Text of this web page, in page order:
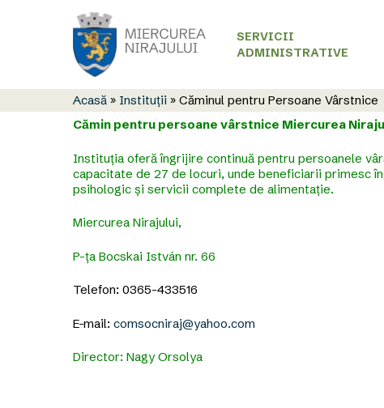
SERVICII
ADMINISTRATIVE
Acasă » Instituții » Căminul pentru Persoane Vârstnice
Cămin pentru persoane vârstnice Miercurea
Instituția oferă îngrijire continuă pentru persoanele
capacitate de 27 de locuri, unde beneficiarii primesc
psihologic și servicii complete de alimentație.
Miercurea Nirajului,
P-ța Bocskai István nr. 66
Telefon: 0365-433516
E-mail:comsocniraj@yahoo.com
Director: Nagy Orsolya